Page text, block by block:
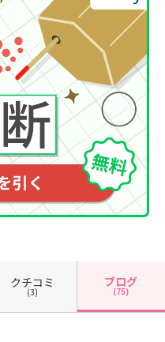
クチコミ
(3)
ブログ
(75)